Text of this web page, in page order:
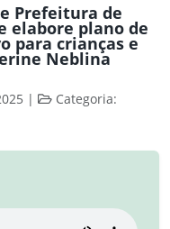
Prefeitura de
elabore plano de
para crianças e
Neblina
|
Categoria: